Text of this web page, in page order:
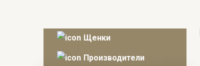
Щенки
Производители